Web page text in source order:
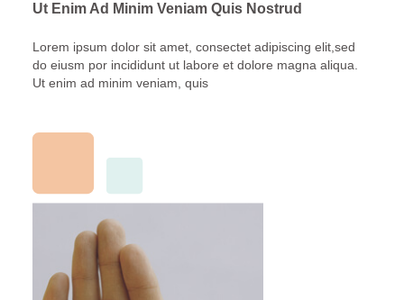
Ut Enim Ad Minim Veniam Quis Nostrud
Lorem ipsum dolor sit amet, consectet adipiscing elit,sed
do eiusm por incididunt ut labore et dolore magna aliqua.
Ut enim ad minim veniam, quis